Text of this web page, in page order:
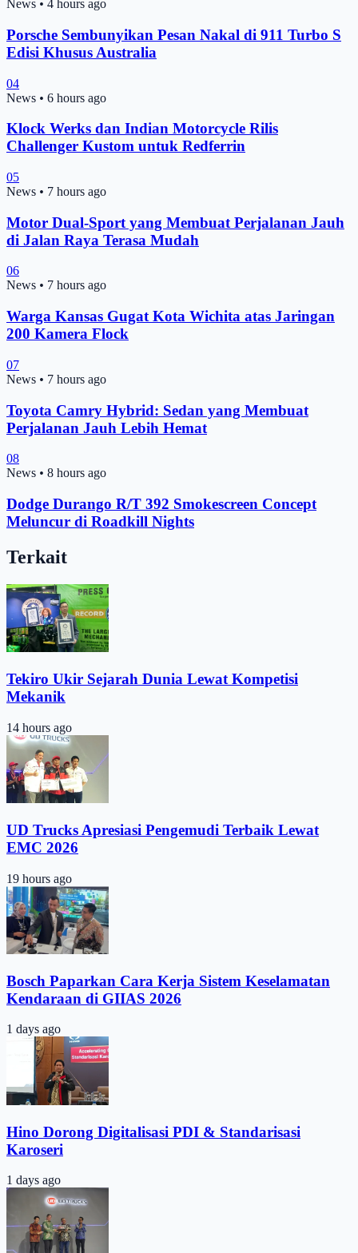
News • 4 hours ago
Porsche Sembunyikan Pesan Nakal di 911 Turbo S
Edisi Khusus Australia
04
News • 6 hours ago
Klock Werks dan Indian Motorcycle Rilis
Challenger Kustom untuk Redferrin
05
News • 7 hours ago
Motor Dual-Sport yang Membuat Perjalanan Jauh
di Jalan Raya Terasa Mudah
06
News • 7 hours ago
Warga Kansas Gugat Kota Wichita atas Jaringan
200 Kamera Flock
07
News • 7 hours ago
Toyota Camry Hybrid: Sedan yang Membuat
Perjalanan Jauh Lebih Hemat
08
News • 8 hours ago
Dodge Durango R/T 392 Smokescreen Concept
Meluncur di Roadkill Nights
Terkait
Tekiro Ukir Sejarah Dunia Lewat Kompetisi
Mekanik
14 hours ago
UD Trucks Apresiasi Pengemudi Terbaik Lewat
EMC 2026
19 hours ago
Bosch Paparkan Cara Kerja Sistem Keselamatan
Kendaraan di GIIAS 2026
1 days ago
Hino Dorong Digitalisasi PDI & Standarisasi
Karoseri
1 days ago